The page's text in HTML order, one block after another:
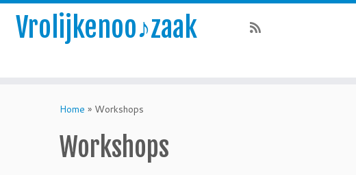
Vrolijkenoo♪zaak
Home » Workshops
Workshops